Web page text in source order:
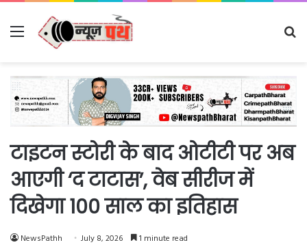
Menu
टाइटन स्टोरी के बाद ओटीटी पर अब
आएगी ‘द टाटास’, वेब सीरीज में
दिखेगा 100 साल का इतिहास
NewsPathh July 8, 2026 1 minute read